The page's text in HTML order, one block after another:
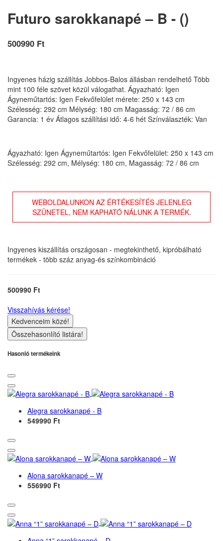
Futuro sarokkanapé – B - ()
500990 Ft
Ingyenes házig szállítás Jobbos-Balos állásban rendelhető Több
mint 100 féle szövet közül válogathat. Ágyazható: Igen
Ágyneműtartós: Igen Fekvőfelület mérete: 250 x 143 cm
Szélesség: 292 cm Mélység: 180 cm Magasság: 72 / 86 cm
Garancia: 1 év Átlagos szállítási idő: 4-6 hét Színválaszték: Van
Ágyazható: Igen Ágyneműtartós: Igen Fekvőfelület: 250 x 143 cm
Szélesség: 292 cm, Mélység: 180 cm, Magasság: 72 / 86 cm
WEBOLDALUNKON AZ ÉRTÉKESÍTÉS JELENLEG
SZÜNETEL, NEM KAPHATÓ NÁLUNK A TERMÉK.
Ingyenes kiszállítás országosan - megtekinthető, kipróbálható
termékek - több száz anyag-és színkombináció
500990 Ft
Visszahívás kérése!
Kedvenceim közé!
Összehasonlító listára!
Hasonló termékeink
Alegra sarokkanapé - B
549990 Ft
Alona sarokkanapé – W
556990 Ft